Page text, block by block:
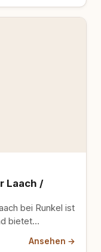
Laach /
bei Runkel ist
bietet
Ansehen →